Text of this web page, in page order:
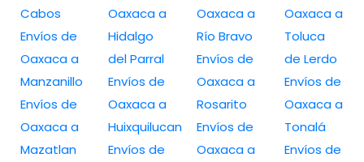
Cabos
Envíos de
Oaxaca a
Manzanillo
Envíos de
Oaxaca a
Mazatlan
Oaxaca a
Hidalgo
del Parral
Envíos de
Oaxaca a
Huixquilucan
Envíos de
Oaxaca a
Río Bravo
Envíos de
Oaxaca a
Rosarito
Envíos de
Oaxaca a
Oaxaca a
Toluca
de Lerdo
Envíos de
Oaxaca a
Tonalá
Envíos de